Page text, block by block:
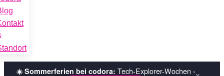
☀️ Sommerferien bei codora: Tech-Explorer-Wochen ›